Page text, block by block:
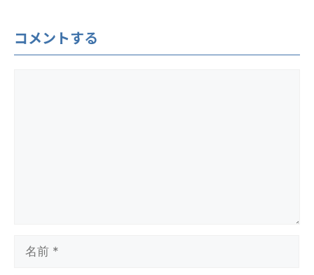
コメントする